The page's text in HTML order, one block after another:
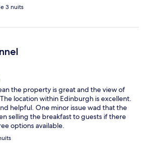
3 nuits
the property is great and the view of
location within Edinburgh is excellent.
helpful. One minor issue wad that the
selling the breakfast to guests if there
options available.